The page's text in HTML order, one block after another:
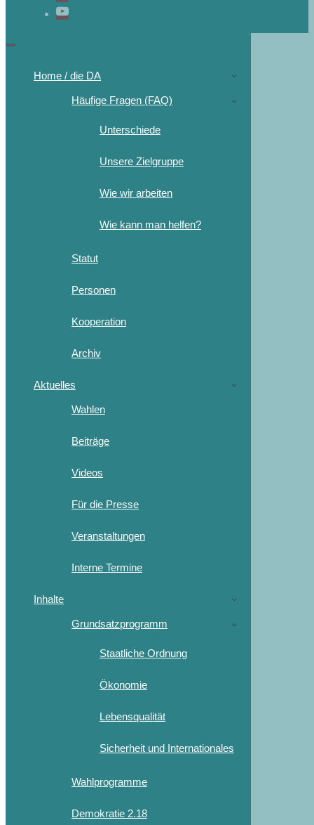
Navigations-
Home / die DA
Häufige Fragen (FAQ)
Unterschiede
Unsere Zielgruppe
Wie wir arbeiten
Wie kann man helfen?
Statut
Personen
Kooperation
Archiv
Aktuelles
Wahlen
Beiträge
Videos
Für die Presse
Veranstaltungen
Interne Termine
Inhalte
Grundsatzprogramm
Staatliche Ordnung
Ökonomie
Lebensqualität
Sicherheit und Internationales
Wahlprogramme
Demokratie 2.18